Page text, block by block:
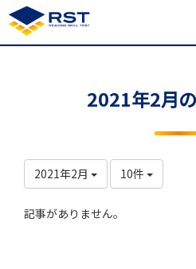
2021年2月
2021年2月 10件
記事がありません。